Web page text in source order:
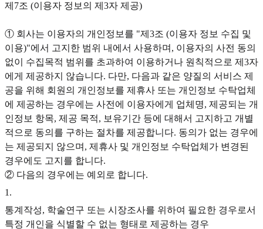
제7조 (이용자 정보의 제3자 제공)
① 회사는 이용자의 개인정보를 "제3조 (이용자 정보 수집 및
이용)"에서 고지한 범위 내에서 사용하며, 이용자의 사전 동의
없이 수집목적 범위를 초과하여 이용하거나 원칙적으로 제3자
에게 제공하지 않습니다. 다만, 다음과 같은 양질의 서비스 제
공을 위해 회원의 개인정보를 제휴사 또는 개인정보 수탁업체
에 제공하는 경우에는 사전에 이용자에게 업체명, 제공되는 개
인정보 항목, 제공 목적, 보유기간 등에 대해서 고지하고 개별
적으로 동의를 구하는 절차를 제공합니다. 동의가 없는 경우에
는 제공되지 않으며, 제휴사 및 개인정보 수탁업체가 변경된
경우에도 고지를 합니다.
② 다음의 경우에는 예외로 합니다.
1 .
통계작성, 학술연구 또는 시장조사를 위하여 필요한 경우로서
특정 개인을 식별할 수 없는 형태로 제공하는 경우